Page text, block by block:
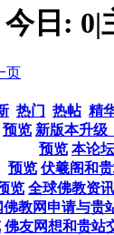
今日: 0|
页
热门 热帖 精
预览 新版本升级
预览 本论
预览 伏羲阁和
览 全球佛教资
教网申请与贵
佛友网想和贵站